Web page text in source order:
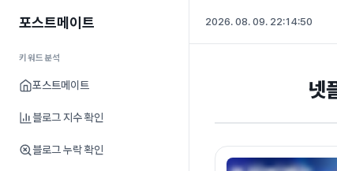
포스트메이트
키워드분석
포스트메이트
블로그 지수 확인
블로그 누락 확인
2026. 08. 09. 22:14:51
넷